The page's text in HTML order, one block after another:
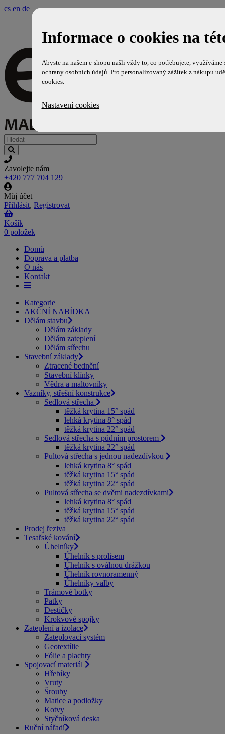
cs en de
Zavolejte nám
+420 777 704 129
Můj účet
Přihlásit, Registrovat
Košík
0 položek
Domů
Doprava a platba
O nás
Kontakt
Kategorie
AKČNÍ NABÍDKA
Dělám stavbu
Dělám základy
Dělám zateplení
Dělám střechu
Stavební základy
Ztracené bednění
Stavební klínky
Vědra a maltovníky
Vazníky, střešní konstrukce
Sedlová střecha
těžká krytina 15° spád
lehká krytina 8° spád
těžká krytina 22° spád
Sedlová střecha s půdním prostorem
těžká krytina 22° spád
Pultová střecha s jednou nadezdívkou
lehká krytina 8° spád
těžká krytina 15° spád
těžká krytina 22° spád
Pultová střecha se dvěmi nadezdívkami
lehká krytina 8° spád
těžká krytina 15° spád
těžká krytina 22° spád
Prodej řeziva
Tesařské kování
Úhelníky
Úhelník s prolisem
Úhelník s oválnou drážkou
Úhelník rovnoramenný
Úhelníky valby
Trámové botky
Patky
Destičky
Krokvové spojky
Zateplení a izolace
Zateplovací systém
Geotextílie
Fólie a plachty
Spojovací materiál
Hřebíky
Vruty
Šrouby
Matice a podložky
Kotvy
Styčníková deska
Ruční nářadí
Informace o cookies na
Abyste na našem e-shopu našli vždy to, co potřebujete,
ochrany osobních údajů. Pro personalizovaný zážitek z nákupu
cookies.
Nastavení cookies